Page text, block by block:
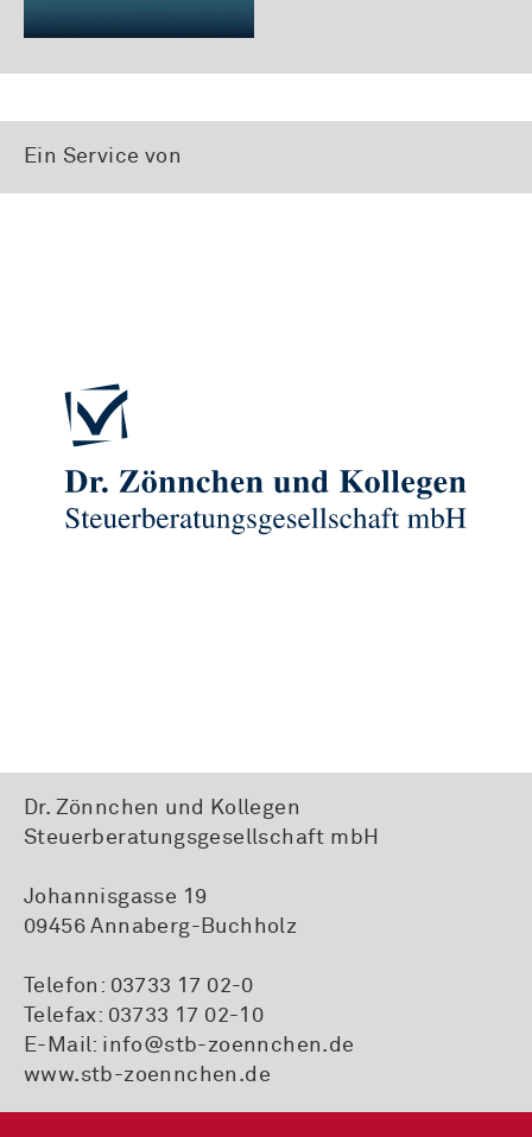
Ein Service von
Dr. Zönnchen und Kollegen
Steuerberatungsgesellschaft mbH
Johannisgasse 19
09456 Annaberg-Buchholz
Telefon: 03733 17 02-0
Telefax: 03733 17 02-10
E-Mail: info@stb-zoennchen.de
www.stb-zoennchen.de